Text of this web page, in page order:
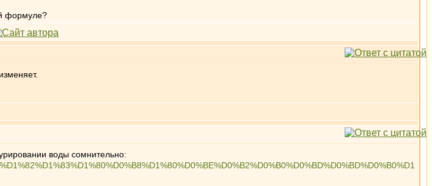
формуле?
воды сомнительно: